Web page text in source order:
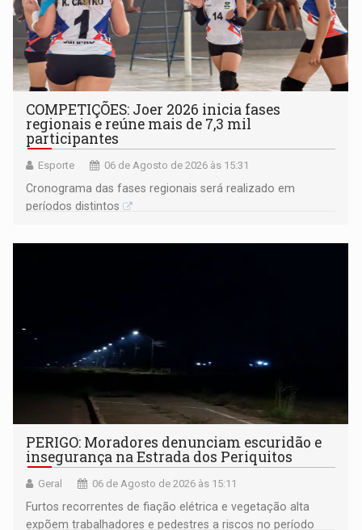
COMPETIÇÕES: Joer 2026 inicia fases
regionais e reúne mais de 7,3 mil
participantes
Esporte 06 de Agosto de 2026 às 15:31
Cronograma das fases regionais será realizado em
períodos distintos
PERIGO: Moradores denunciam escuridão e
insegurança na Estrada dos Periquitos
Geral 06 de Agosto de 2026 às 15:11
Furtos recorrentes de fiação elétrica e vegetação alta
expõem trabalhadores e pedestres a riscos no período